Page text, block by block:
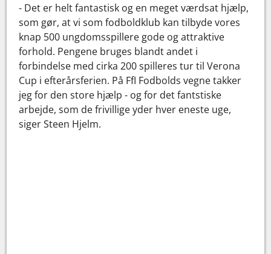
- Det er helt fantastisk og en meget værdsat hjælp,
som gør, at vi som fodboldklub kan tilbyde vores
knap 500 ungdomsspillere gode og attraktive
forhold. Pengene bruges blandt andet i
forbindelse med cirka 200 spilleres tur til Verona
Cup i efterårsferien. På FfI Fodbolds vegne takker
jeg for den store hjælp - og for det fantstiske
arbejde, som de frivillige yder hver eneste uge,
siger Steen Hjelm.